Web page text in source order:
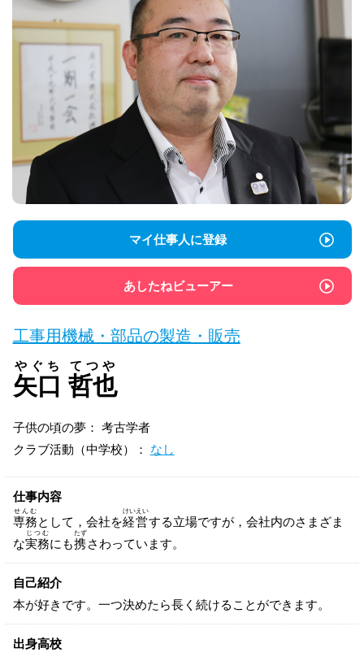
マイ仕事人に登録
あしたねビューアー
工事用機械・部品の製造・販売
矢口
やぐち
哲也
てつや
子供の頃の夢： 考古学者
クラブ活動（中学校）： なし
仕事内容
専務
せんむ
として，会社を経営
けいえい
する立場ですが，会社内のさまざま
な実務
じつむ
にも携
たず
さわっています。
自己紹介
本が好きです。一つ決めたら長く続けることができます。
出身高校